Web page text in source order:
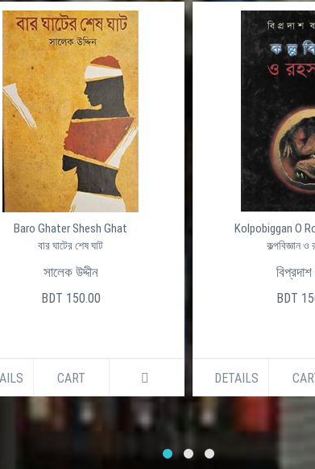
Baro Ghater Shesh Ghat
বার ঘাটের শেষ ঘাট
সালেক উদ্দীন
BDT 150.00
CART
Kolpobiggan O
কল্পবিজ্ঞান ও
BDT
DETAILS